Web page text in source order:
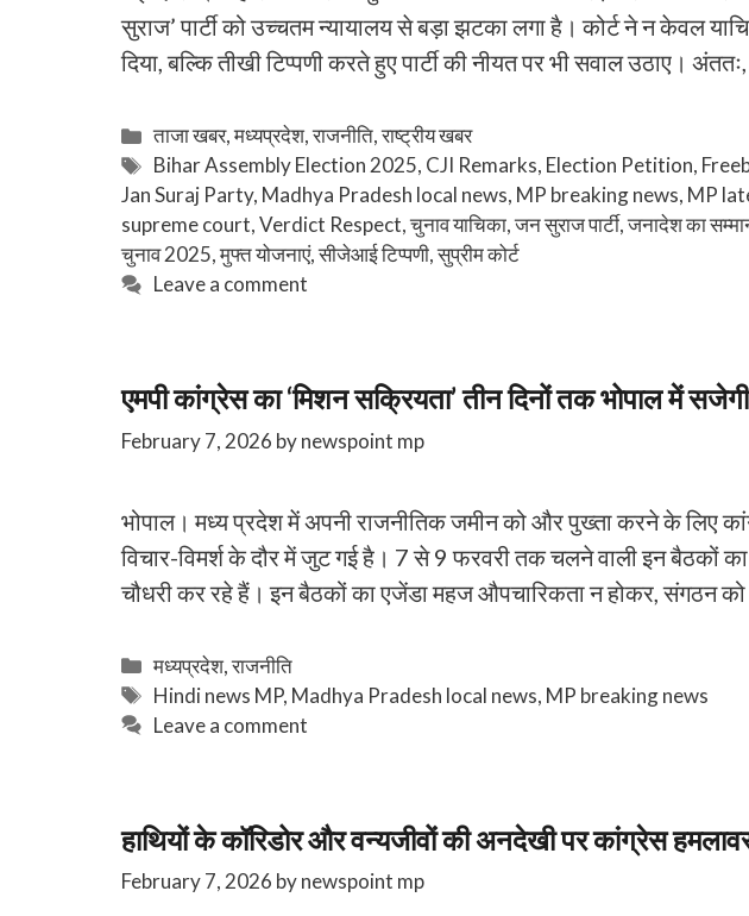
सुराज’ पार्टी को उच्चतम न्यायालय से बड़ा झटका लगा है। कोर्ट ने न केवल
दिया, बल्कि तीखी टिप्पणी करते हुए पार्टी की नीयत पर भी सवाल उठाए।
Categories
ताजा खबर,मध्यप्रदेश,राजनीति,राष्ट्रीय खबर
Tags
Bihar Assembly Election 2025, CJI Remarks, Election Petition,
Jan Suraj Party, Madhya Pradesh local news, MP breaking news, MP
supreme court,Verdict Respect,चुनाव याचिका,जन सुराज पार्टी,जनादेश का
चुनाव 2025,मुफ्त योजनाएं,सीजेआई टिप्पणी,सुप्रीम कोर्ट
Leave a comment
एमपी कांग्रेस का ‘मिशन सक्रियता’ तीन दिनों तक भोपाल में
February 7, 2026 bynewspoint mp
भोपाल। ​मध्य प्रदेश में अपनी राजनीतिक जमीन को और पुख्ता करने के लिए
विचार-विमर्श के दौर में जुट गई है। 7 से 9 फरवरी तक चलने वाली इन बैठकों
चौधरी कर रहे हैं। इन बैठकों का एजेंडा महज औपचारिकता न होकर, संगठन
Categories
मध्यप्रदेश,राजनीति
Tags
Hindi news MP, Madhya Pradesh local news, MP breaking news
Leave a comment
हाथियों के कॉरिडोर और वन्यजीवों की अनदेखी पर कांग्रेस
February 7, 2026 bynewspoint mp